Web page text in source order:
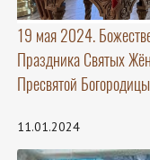
19 мая 2024.
Праздника Святых
Пресвятой
11.01.2024